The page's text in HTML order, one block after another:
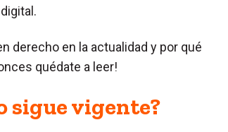
derecho en la actualidad y por qué
quédate a leer!
sigue vigente?